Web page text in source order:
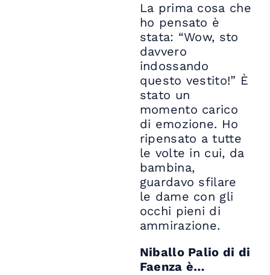
La prima cosa che
ho pensato è
stata: “Wow, sto
davvero
indossando
questo vestito!” È
stato un
momento carico
di emozione. Ho
ripensato a tutte
le volte in cui, da
bambina,
guardavo sfilare
le dame con gli
occhi pieni di
ammirazione.
Niballo Palio di di
Faenza è…